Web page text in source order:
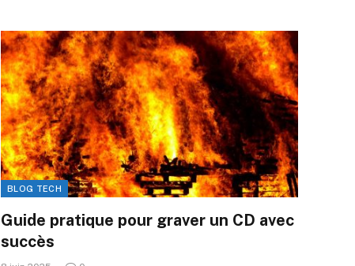
BLOG TECH
Guide pratique pour graver un CD avec
succès